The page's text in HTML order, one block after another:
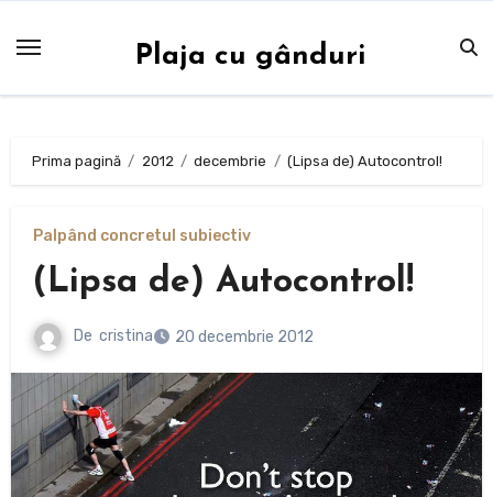
Plaja cu gânduri
Prima pagină 2012 decembrie (Lipsa de) Autocontrol!
Palpând concretul subiectiv
(Lipsa de) Autocontrol!
De cristina 20 decembrie 2012